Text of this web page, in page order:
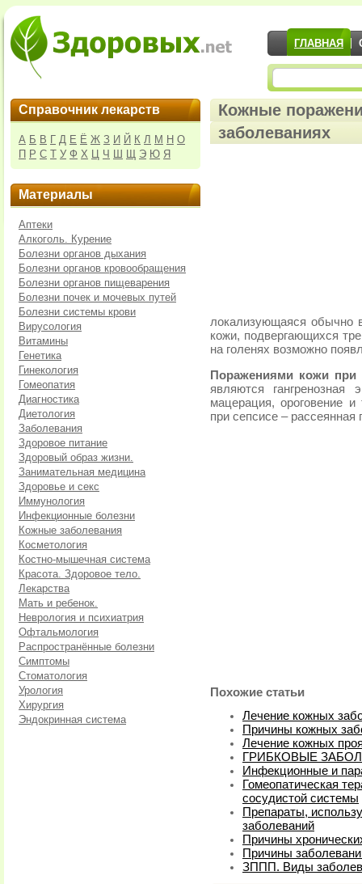
ГЛАВНАЯ
Справочник лекарств
А Б В Г Д Е Ё Ж З И Й К Л М Н О
П Р С Т У Ф Х Ц Ч Ш Щ Э Ю Я
Материалы
Аптеки
Алкоголь. Курение
Болезни органов дыхания
Болезни органов кровообращения
Болезни органов пищеварения
Болезни почек и мочевых путей
Болезни системы крови
Вирусология
Витамины
Генетика
Гинекология
Гомеопатия
Диагностика
Диетология
Заболевания
Здоровое питание
Здоровый образ жизни.
Занимательная медицина
Здоровье и секс
Иммунология
Инфекционные болезни
Кожные заболевания
Косметология
Костно-мышечная система
Красота. Здоровое тело.
Лекарства
Мать и ребенок.
Неврология и психиатрия
Офтальмология
Распространённые болезни
Симптомы
Стоматология
Урология
Хирургия
Эндокринная система
Кожные
заболеваниях
локализующаяся обычно
кожи, подвергающихся
на голенях возможно
Поражениями кожи при
являются гангренозная
мацерация, ороговение
при сепсисе – рассеянная
Похожие статьи
Лечение кожных
Причины кожных
Лечение кожных
ГРИБКОВЫЕ
Инфекционные и
Гомеопатическая
сосудистой системы
Препараты,
заболеваний
Причины
Причины
ЗППП. Виды